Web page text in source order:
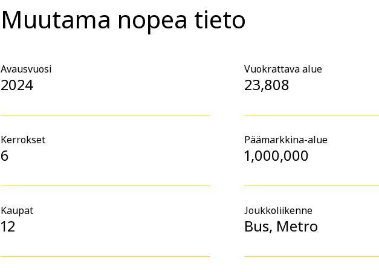
Muutama nopea tieto
Avausvuosi
2024
Kerrokset
6
Kaupat
12
Vuokrattava alue
23,808
Päämarkkina-alue
1,000,000
Joukkoliikenne
Bus, Metro